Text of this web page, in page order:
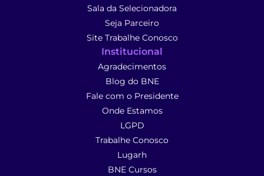
Sala da Selecionadora
Seja Parceiro
Site Trabalhe Conosco
Institucional
Agradecimentos
Blog do BNE
Fale com o Presidente
Onde Estamos
LGPD
Trabalhe Conosco
Lugarh
BNE Cursos